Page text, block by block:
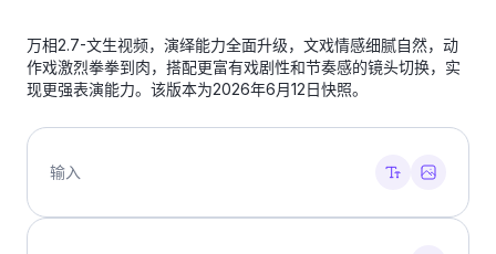
万相2.7-文生视频，演绎能力全面升级，文戏情感细腻自然，动
作戏激烈拳拳到肉，搭配更富有戏剧性和节奏感的镜头切换，实
现更强表演能力。该版本为2026年6月12日快照。
输入